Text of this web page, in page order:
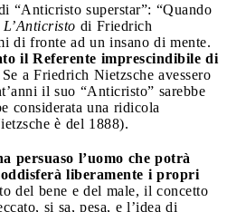
“Anticristo superstar”: “Quando
L’Anticristo di Friedrich
di fronte ad un insano di mente.
il Referente imprescindibile di
a Friedrich Nietzsche avessero
il suo “Anticristo” sarebbe
considerata una ridicola
è del 1888).
persuaso l’uomo che potrà
liberamente i propri
del bene e del male, il concetto
si sa, pesa, e l’idea di